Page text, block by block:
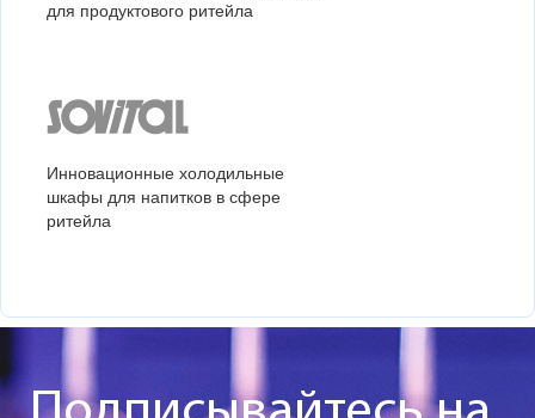
для продуктового ритейла
Инновационные холодильные
шкафы для напитков в сфере
ритейла